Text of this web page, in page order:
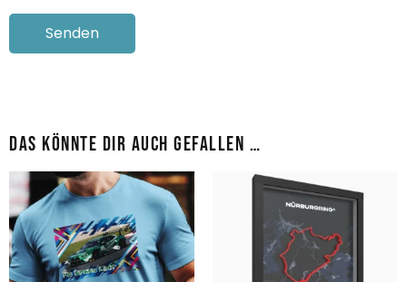
Das könnte dir auch gefallen …